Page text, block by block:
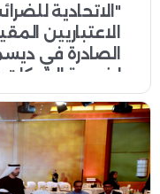
"الاتحادية
الاعتباريين
الصادرة في
لضريبة الشركات